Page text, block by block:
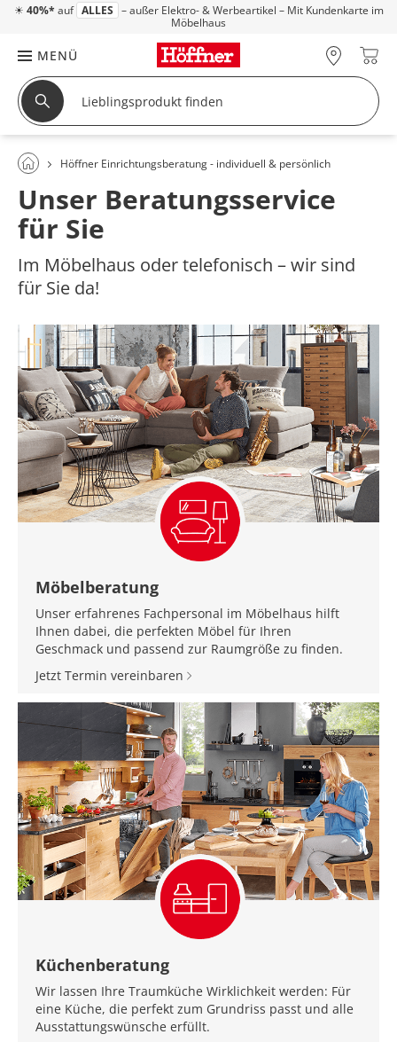
☀ 40%* auf ALLES – außer Elektro- & Werbeartikel – Mit Kundenkarte im
Möbelhaus
MENÜ
Höffner Einrichtungsberatung - individuell & persönlich
Unser Beratungsservice
für Sie
Im Möbelhaus oder telefonisch – wir sind
für Sie da!
Möbelberatung
Unser erfahrenes Fachpersonal im Möbelhaus hilft
Ihnen dabei, die perfekten Möbel für Ihren
Geschmack und passend zur Raumgröße zu finden.
Jetzt Termin vereinbaren
Küchenberatung
Wir lassen Ihre Traumküche Wirklichkeit werden: Für
eine Küche, die perfekt zum Grundriss passt und alle
Ausstattungswünsche erfüllt.